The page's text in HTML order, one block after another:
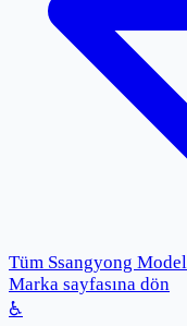
Tüm Ssangyong
Marka sayfasına dön
♿